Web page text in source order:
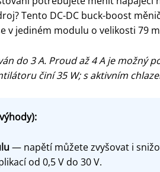
Tento DC-DC buck-boost
v jediném modulu o velikosti 79
do 3 A. Proud až 4 A je možný
činí 35 W; s aktivním
— napětí můžete zvyšovat i
od 0,5 V do 30 V.